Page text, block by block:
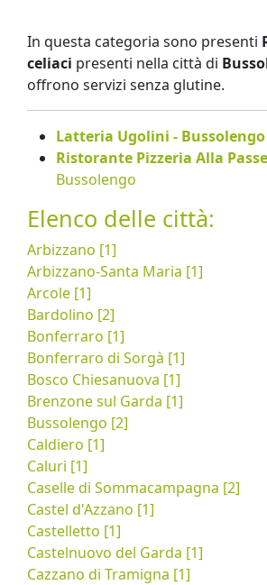
In questa categoria sono presenti
celiaci presenti nella città di
offrono servizi senza glutine.
Latteria Ugolini - Bussolengo
Ristorante Pizzeria Alla
Bussolengo
Elenco delle città:
Arbizzano [1]
Arbizzano-Santa Maria [1]
Arcole [1]
Bardolino [2]
Bonferraro [1]
Bonferraro di Sorgà [1]
Bosco Chiesanuova [1]
Brenzone sul Garda [1]
Bussolengo [2]
Caldiero [1]
Caluri [1]
Caselle di Sommacampagna [2]
Castel d'Azzano [1]
Castelletto [1]
Castelnuovo del Garda [1]
Cazzano di Tramigna [1]